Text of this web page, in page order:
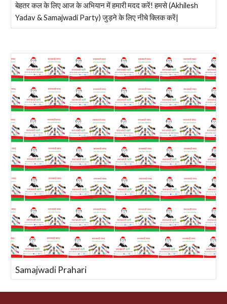
बेहतर कल के लिए आज के अभियान में हमारी मदद करें! हमसे (Akhilesh
Yadav & Samajwadi Party) जुड़ने के लिए नीचे क्लिक करें|
Samajwadi Prahari